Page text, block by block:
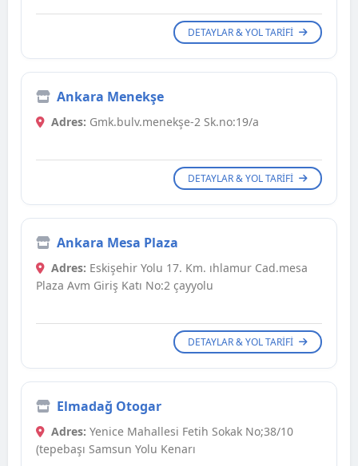
DETAYLAR & YOL TARIFI
Ankara Menekşe
Adres: Gmk.bulv.menekşe-2 Sk.no:19/a
DETAYLAR & YOL TARIFI
Ankara Mesa Plaza
Adres: Eskişehir Yolu 17. Km. ıhlamur Cad.mesa
Plaza Avm Giriş Katı No:2 çayyolu
DETAYLAR & YOL TARIFI
Elmadağ Otogar
Adres: Yenice Mahallesi Fetih Sokak No;38/10
(tepebaşı Samsun Yolu Kenarı